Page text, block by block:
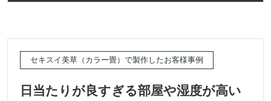
セキスイ美草（カラー畳）で製作したお客様事例
日当たりが良すぎる部屋や湿度が高い